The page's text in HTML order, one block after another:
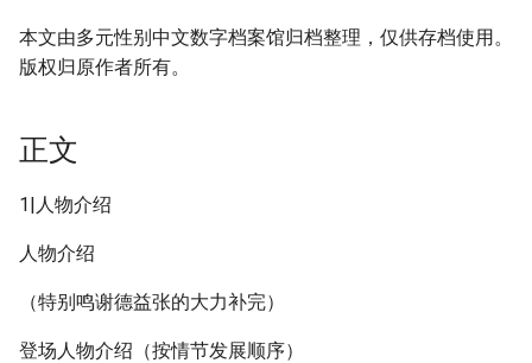
本文由多元性别中文数字档案馆归档整理，仅供存档使用。
版权归原作者所有。
正文
1|人物介绍
人物介绍
（特别鸣谢德益张的大力补完）
登场人物介绍（按情节发展顺序）